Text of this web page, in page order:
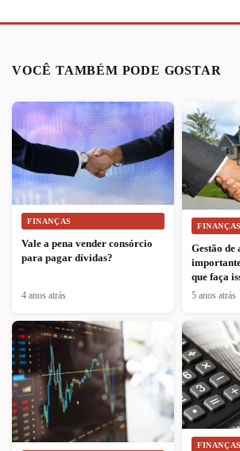
VOCÊ TAMBÉM PODE GOSTAR
FINANÇAS
Vale a pena vender consórcio
para pagar dívidas?
4 anos atrás
FINANÇAS
Gestão de
que faça
5 anos atrás
FINANÇAS